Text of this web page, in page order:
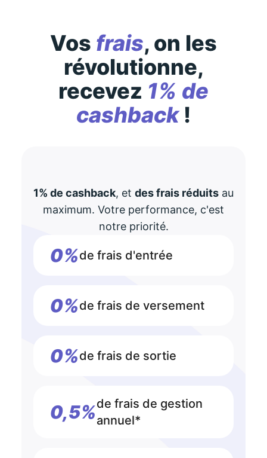
Vos frais, on les
révolutionne,
recevez 1% de
cashback!
1% de cashback, et des frais réduits au
maximum. Votre performance, c'est
notre priorité.
0%de frais d'entrée
0%de frais de versement
0%de frais de sortie
0,5%de frais de gestion
annuel*